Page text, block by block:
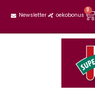
Newsletter oekobonus
0